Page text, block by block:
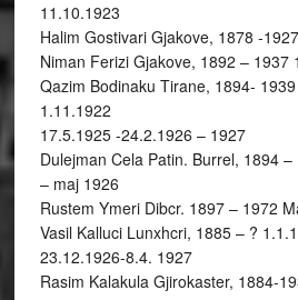
11.10.1923
Halim Gostivari Gjakove, 1878 -
Niman Ferizi Gjakove, 1892 – 1937
Qazim Bodinaku Tirane, 1894-
1.11.1922
17.5.1925 -24.2.1926 – 1927
Dulejman Cela Patin. Burrel, 1894
– maj 1926
Rustem Ymeri Dibcr. 1897 – 1972
Vasil Kalluci Lunxhcri, 1885 – ?
23.12.1926-8.4. 1927
Rasim Kalakula Gjirokaster, 1884-